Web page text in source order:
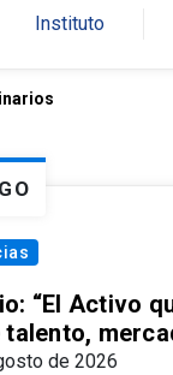
Instituto
“El Activo
de 2026